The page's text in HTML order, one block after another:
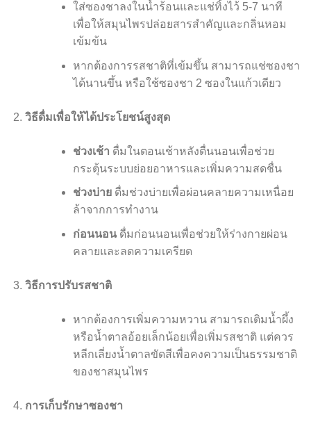
ใส่ซองชาลงในน้ำร้อนและแช่ทิ้งไว้ 5-7 นาที
เพื่อให้สมุนไพรปล่อยสารสำคัญและกลิ่นหอม
เข้มข้น
หากต้องการรสชาติที่เข้มขึ้น สามารถแช่ซองชา
ได้นานขึ้น หรือใช้ซองชา 2 ซองในแก้วเดียว
วิธีดื่มเพื่อให้ได้ประโยชน์สูงสุด
ช่วงเช้า ดื่มในตอนเช้าหลังตื่นนอนเพื่อช่วย
กระตุ้นระบบย่อยอาหารและเพิ่มความสดชื่น
ช่วงบ่ายดื่มช่วงบ่ายเพื่อผ่อนคลายความเหนื่อย
ล้าจากการทำงาน
ก่อนนอนดื่มก่อนนอนเพื่อช่วยให้ร่างกายผ่อน
คลายและลดความเครียด
วิธีการปรับรสชาติ
หากต้องการเพิ่มความหวาน สามารถเติมน้ำผึ้ง
หรือน้ำตาลอ้อยเล็กน้อยเพื่อเพิ่มรสชาติ แต่ควร
หลีกเลี่ยงน้ำตาลขัดสีเพื่อคงความเป็นธรรมชาติ
ของชาสมุนไพร
การเก็บรักษาซองชา